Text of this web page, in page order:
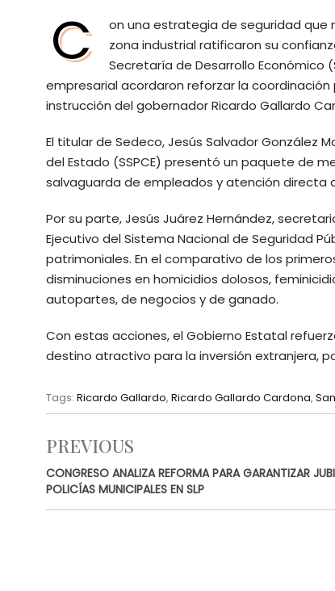
C
on una estrategia de seguridad que
zona industrial ratificaron su
Secretaría de Desarrollo
empresarial acordaron reforzar la
instrucción del gobernador Ricardo Gallardo
El titular de Sedeco, Jesús Salvador González
del Estado (SSPCE) presentó un paquete de
salvaguarda de empleados y atención directa
Por su parte, Jesús Juárez Hernández,
Ejecutivo del Sistema Nacional de Seguridad
patrimoniales. En el comparativo de los
disminuciones en homicidios dolosos,
autopartes, de negocios y de ganado.
Con estas acciones, el Gobierno Estatal
destino atractivo para la inversión extranjera,
Tags: Ricardo Gallardo, Ricardo Gallardo Cardona,
PREVIOUS
CONGRESO ANALIZA REFORMA PARA GARANTIZAR
POLICÍAS MUNICIPALES EN SLP